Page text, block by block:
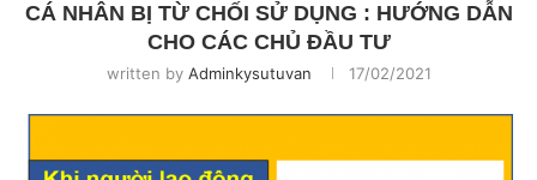
CÁ NHÂN BỊ TỪ CHỐI SỬ DỤNG : HƯỚNG DẪN
CHO CÁC CHỦ ĐẦU TƯ
written by Adminkysutuvan 17/02/2021